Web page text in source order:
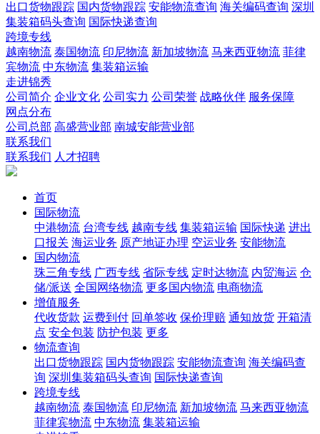
出口货物跟踪 国内货物跟踪 安能物流查询 海关编码查询 深圳
集装箱码头查询 国际快递查询
跨境专线
越南物流 泰国物流 印尼物流 新加坡物流 马来西亚物流 菲律
宾物流 中东物流 集装箱运输
走进锦秀
公司简介 企业文化 公司实力 公司荣誉 战略伙伴 服务保障
网点分布
公司总部 高盛营业部 南城安能营业部
联系我们
联系我们 人才招聘
首页
国际物流
中港物流 台湾专线 越南专线 集装箱运输 国际快递 进出
口报关 海运业务 原产地证办理 空运业务 安能物流
国内物流
珠三角专线 广西专线 省际专线 定时达物流 内贸海运 仓
储/派送 全国网络物流 更多国内物流 电商物流
增值服务
代收货款 运费到付 回单签收 保价理赔 通知放货 开箱清
点 安全包装 防护包装 更多
物流查询
出口货物跟踪 国内货物跟踪 安能物流查询 海关编码查
询 深圳集装箱码头查询 国际快递查询
跨境专线
越南物流 泰国物流 印尼物流 新加坡物流 马来西亚物流
菲律宾物流 中东物流 集装箱运输